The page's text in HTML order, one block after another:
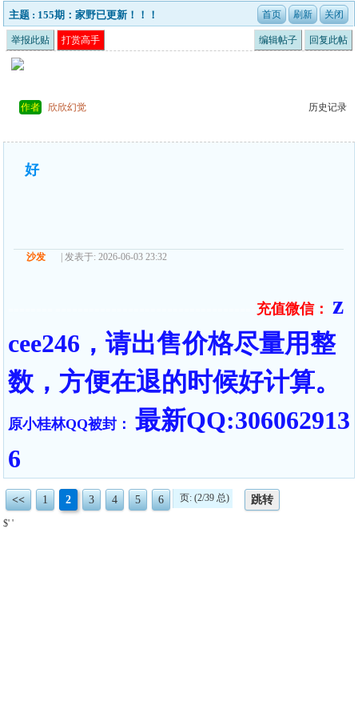
主题 : 155期：家野已更新！！！
举报此贴 打赏高手 编辑帖子 回复此帖
作者 欣欣幻觉 历史记录
好
沙发 | 发表于: 2026-06-03 23:32
充值微信：
z
cee246，请出售价格尽量用整
数，方便在退的时候好计算。
原小桂林QQ被封： 最新QQ:306062913
6
<< 1 2 3 4 5 6 页: (2/39 总) 跳转
$' '